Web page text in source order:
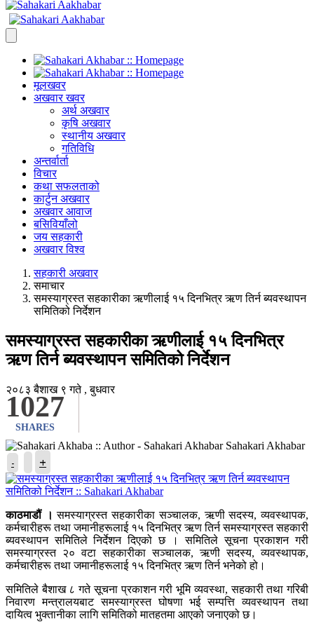
मूलखवर
अखवार खवर
अर्थ अखवार
कृषि अखवार
स्थानीय अखवार
गतिविधि
अन्तर्वार्ता
विचार
कथा सफलताको
कार्टुन अखवार
अखवार आवाज
बसिवियाँलो
जय सहकारी
अखवार विश्व
सहकारी अखवार
समाचार
समस्याग्रस्त सहकारीका ऋणीलाई १५ दिनभित्र ऋण तिर्न ब्यवस्थापन
समितिको निर्देशन
समस्याग्रस्त सहकारीका ऋणीलाई १५ दिनभित्र
ऋण तिर्न ब्यवस्थापन समितिको निर्देशन
1027
SHARES
२०८३ बैशाख ९ गते , बुधवार
Sahakari Akhabar
- +
काठमाडौं । समस्याग्रस्त सहकारीका सञ्चालक, ऋणी सदस्य, व्यवस्थापक,
कर्मचारीहरू तथा जमानीहरूलाई १५ दिनभित्र ऋण तिर्न समस्याग्रस्त सहकारी
ब्यवस्थापन समितिले निर्देशन दिएको छ । समितिले सूचना प्रकाशन गरी
समस्याग्रस्त २० वटा सहकारीका सञ्चालक, ऋणी सदस्य, व्यवस्थापक,
कर्मचारीहरू तथा जमानीहरूलाई १५ दिनभित्र ऋण तिर्न भनेको हो।
समितिले बैशाख ८ गते सूचना प्रकाशन गरी भूमि व्यवस्था, सहकारी तथा गरिबी
निवारण मन्त्रालयबाट समस्याग्रस्त घोषणा भई सम्पत्ति व्यवस्थापन तथा
दायित्व भुक्तानीका लागि समितिको मातहतमा आएको जनाएको छ।